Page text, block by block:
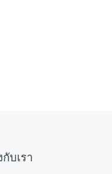
บเรา